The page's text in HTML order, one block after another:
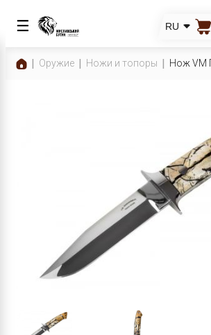
☰ RU
Оружие Ножи и топоры Нож VM